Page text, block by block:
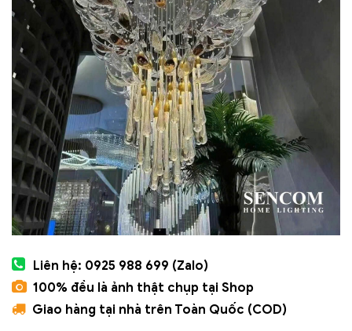
Liên hệ: 0925 988 699 (Zalo)
100% đều là ảnh thật chụp tại Shop
Giao hàng tại nhà trên Toàn Quốc (COD)